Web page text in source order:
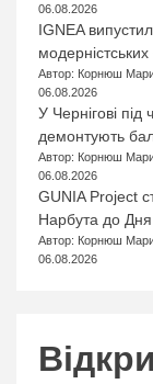
06.08.2026
IGNEA
Автор: Корнюш
06.08.2026
У Чернігові під
демонтують
Автор: Корнюш
06.08.2026
GUNIA Project
Нарбута до
Автор: Корнюш
06.08.2026